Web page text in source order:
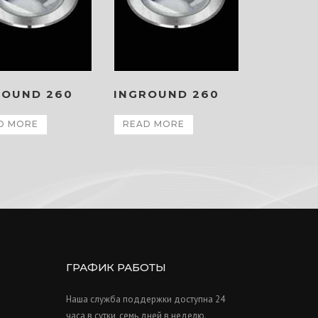
260
MORE
INGROUND 260
READ MORE
ГРАФИК РАБОТЫ
Наша служба поддержки доступна 24
часа в сутки, семь дней в неделю.